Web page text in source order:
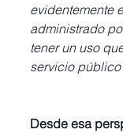
evidentemente
administrado
tener un uso
servicio público
Desde esa